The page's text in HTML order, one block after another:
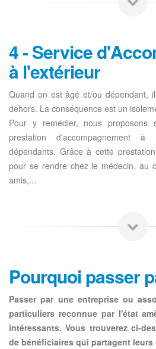
4 - Service
à l'extérieur
Quand on est âgé et/ou dépendant,
dehors. La conséquence est un
Pour y remédier, nous proposons
prestation d'accompagnement
dépendants. Grâce à cette
pour se rendre chez le médecin, au
amis,...
Pourquoi passer
Passer par une entreprise ou
particuliers reconnue par l'état
intéressants. Vous trouverez ci-
de bénéficiaires qui partagent